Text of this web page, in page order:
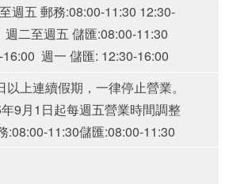
週五 郵務:08:00-11:30 12:30-
週二至週五 儲匯:08:00-11:30
週一 儲匯: 12:30-16:00
以上連續假期，一律停止營業。
9月1日起每週五營業時間調整
:08:00-11:30儲匯:08:00-11:30